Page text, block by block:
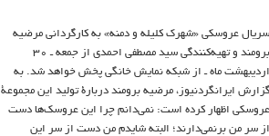
سریال عروسکی «شهرک کلیله و دمنه» به کارگردانی مرضیه
برومند و تهیه‌کنندگی سید مصطفی احمدی از جمعه ـ ۳۰
اردیبهشت ماه ـ از شبکه نمایش خانگی پخش خواهد شد. به
گزارش ایرانگردنیوز، مرضیه برومند دربارۀ تولید این مجموعۀ
عروسکی اظهار کرده است: نمی‌دانم چرا این عروسک‌ها دست
از سر من برنمی‌دارند؛ البته شایدم من دست از سر این